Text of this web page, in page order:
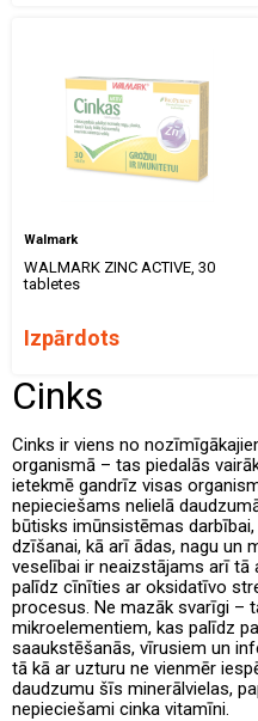
Walmark
WALMARK ZINC ACTIVE, 30
tabletes
Izpārdots
Cinks
Cinks ir viens no
organismā – tas piedalās
ietekmē gandrīz visas
nepieciešams nelielā
būtisks imūnsistēmas
dzīšanai, kā arī ādas, nagu un
veselībai ir neaizstājams arī
palīdz cīnīties ar oksidatīvo
procesus. Ne mazāk svarīgi –
mikroelementiem, kas palīdz
saaukstēšanās, vīrusiem un
tā kā ar uzturu ne vienmēr
daudzumu šīs minerālvielas,
nepieciešami cinka vitamīni.